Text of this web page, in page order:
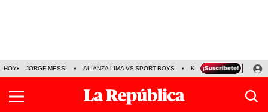
HOY JORGE MESSI ALIANZA LIMA VS SPORT BOYS KENJI FUJIMORI